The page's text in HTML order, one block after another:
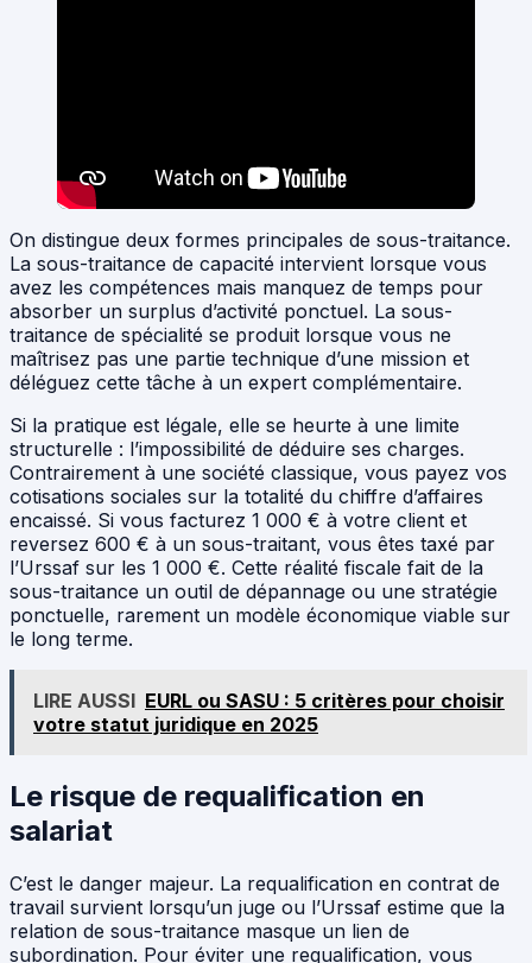
On distingue deux formes principales de sous-traitance.
La sous-traitance de capacité intervient lorsque vous
avez les compétences mais manquez de temps pour
absorber un surplus d’activité ponctuel. La sous-
traitance de spécialité se produit lorsque vous ne
maîtrisez pas une partie technique d’une mission et
déléguez cette tâche à un expert complémentaire.
Si la pratique est légale, elle se heurte à une limite
structurelle : l’impossibilité de déduire ses charges.
Contrairement à une société classique, vous payez vos
cotisations sociales sur la totalité du chiffre d’affaires
encaissé. Si vous facturez 1 000 € à votre client et
reversez 600 € à un sous-traitant, vous êtes taxé par
l’Urssaf sur les 1 000 €. Cette réalité fiscale fait de la
sous-traitance un outil de dépannage ou une stratégie
ponctuelle, rarement un modèle économique viable sur
le long terme.
LIRE AUSSI EURL ou SASU : 5 critères pour choisir
votre statut juridique en 2025
Le risque de requalification en
salariat
C’est le danger majeur. La requalification en contrat de
travail survient lorsqu’un juge ou l’Urssaf estime que la
relation de sous-traitance masque un lien de
subordination. Pour éviter une requalification, vous